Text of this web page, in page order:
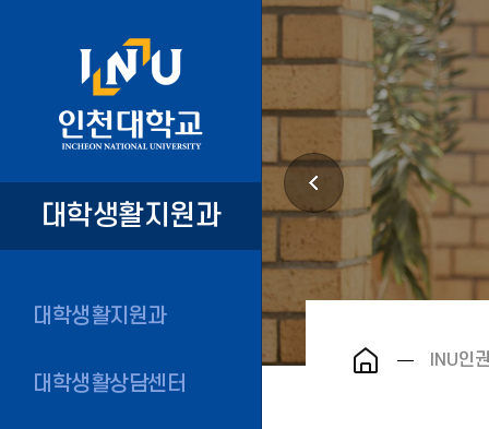
대학생활지원과
대학생활지원과
대학생활상담센터
INU인